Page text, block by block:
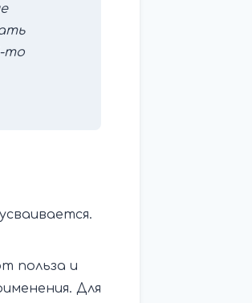
то
польза и
Для